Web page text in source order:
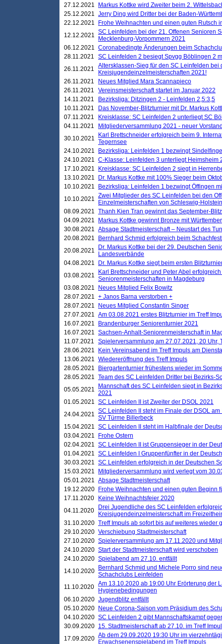
27.12.2021
Markus Kottke wird Zweiter beim 2.
25.12.2021 Jerry Ding wird Dritter bei der Baden-
22.12.2021
Frohe Weihnachten und einen guten Rutsch
12.12.2021 SC Leinfelden bei der 21. Offenen Senioren
Mecklenburg-Vorpommern 2021
06.12.2021 Coronabedingte Änderungen beim
28.11.2021
SC Leinfelden 2 besiegt Spvgg Böblingen 2
26.11.2021
Altersklassen-Sieg für den SC Leinfelden bei
Kreisjugendeinzelmeisterschaften 2021!
26.11.2021
Neues Mitglied Mara Scannapieco
26.11.2021
Vereinsmeisterschaft startet im Januar 2022
14.11.2021
Bezirksliga: Ditzingen 2 - Leinfelden 2,5:3,5
10.11.2021
Das November-Blitzturnier mit Dr. Markus
07.11.2021
Kreisklasse: SC Leinfelden 2 unterliegt SC
04.11.2021
Mitgliederversammlung 2021 - neuer
30.10.2021
Karl Brettschneider erfolgreich beim 9.
Tegernsee
24.10.2021
Bezirksliga: Leinfelden 1 bezwingt
24.10.2021 C-Klasse: Leinfelden 3 unterliegt Heimsheim
17.10.2021
Kreisklasse: SC Leinfelden 2 siegt in
13.10.2021
Dr. Markus Kottke mit 100% Sieger beim
10.10.2021
Bezirksliga: Leinfelden 1 bezwingt Öffingen
10.10.2021 Zwei Mitglieder des SC Leinfelden bei den
Einzelmeisterschaften von Schleswig-
08.09.2021 Thanh Kien Tran gewinnt das September-
04.09.2021
Markus Kottke gewinnt Bronze mit
30.08.2021 Absage Stadtmeisterschaft – Neustart des
20.08.2021
Bernhard Schmid erfolgreich beim
20.08.2021
Dr. Markus Kottke bei der 29. Deutschen
Landesverbände
04.08.2021
Dr. Markus Kottke siegt beim ersten
03.08.2021
Karl Brettschneider und Peter Abel
Seniorenmeisterschaften in Magdeburg
03.08.2021
Neues Mitglied Felix Bowitz
28.07.2021 + Janos Barna verstorben +
28.07.2021
Neues Mitglied Constantin Singer
27.07.2021 Am 03.08.2021 erstes Blitzturnier im Treff
16.07.2021
Brandenburger Seniorenturnier 2021
16.07.2021 Sachsen-Anhalt-Seniorenmeisterschaft in
11.07.2021
Spielerversammlung am 27.07.2021, 20 Uhr,
28.06.2021
Kein Vereinsabend im Treff Impuls am
13.06.2021 Wiedereröffnung des Treff Impuls
28.05.2021
Biergartenturnier frühestens wieder im
28.05.2021 Team des SC Leinfelden Dritter bei Bezirks-
05.05.2021
Mannschaft des SC Leinfelden siegt in
2021
01.05.2021 SC Leinfelden II ist Zweiter der DSOL 2021
24.04.2021 SC Leinfelden II steht im Finale der DSOL
SV Türme Billerbeck
15.04.2021 SC Leinfelden II steht im Halbfinale der
03.04.2021
Frohe Ostern
02.04.2021 SC Leinfelden II ist Gruppensieger in der
01.04.2021 SC Leinfelden I Gruppenfünfter in der
30.03.2021 SC Leinfelden erfolgreich in der Deutschen
15.03.2021
Mitgliederversammlung wird verlegt vom
05.01.2021 Absage Stadtmeisterschaft
19.12.2020
Frohe Weihnachten und einen guten Beginn
17.11.2020
Keine Weihnachtsfeier 2020
04.11.2020
Drei Jugendliche des SC Leinfelden
Kreisjugendeinzelmeisterschaft im
31.10.2020 Treff Impuls ab sofort bis auf weiteres wieder
29.10.2020 Verschiebung Stadtmeisterschaft
27.10.2020 Spielerversammlung am 17.11.2020 und
24.10.2020 Start der Stadtmeisterschaft wird verschoben
24.10.2020 Spielabend am 27.10. entfällt
14.10.2020
Bernhard Schmid und Michele Porro sind
Schachclubs Leinfelden
11.10.2020 Am 13.10.2020 ab 19:00 Uhr Erörterung der
Hygienebedingungen
06.10.2020 Jugendblitz entfällt
05.10.2020
Neue Corona-Saison vom Präsidium des
04.10.2020 SC Leinfelden 2 gibt Mannschaftskampf
30.09.2020 15. Stadtmeisterschaft ab 27.10. im Treff
17.09.2020 Ab dem 29.09.2020 19:30 Uhr im
Erwachsenenspielabend im Treff Impuls